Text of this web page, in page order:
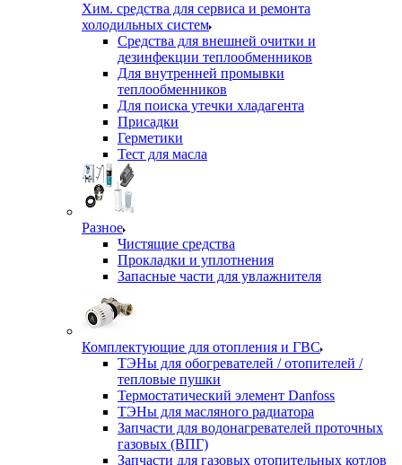
Хим. средства для сервиса и ремонта
холодильных систем
Средства для внешней очитки и
дезинфекции теплообменников
Для внутренней промывки
теплообменников
Для поиска утечки хладагента
Присадки
Герметики
Тест для масла
Разное
Чистящие средства
Прокладки и уплотнения
Запасные части для увлажнителя
Комплектующие для отопления и ГВС
ТЭНы для обогревателей / отопителей /
тепловые пушки
Термостатический элемент Danfoss
ТЭНы для масляного радиатора
Запчасти для водонагревателей проточных
газовых (ВПГ)
Запчасти для газовых отопительных котлов